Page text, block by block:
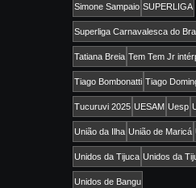
Simone Sampaio SUPERLIGA
Superliga Carnavalesca do
Tatiana Breia Tem Tem Jr
Tiago Bombonatti Tiago
Tucuruvi 2025 UESAM Uesp
União da Ilha União de Maricá
Unidos da Tijuca Unidos da
Unidos de Bangu